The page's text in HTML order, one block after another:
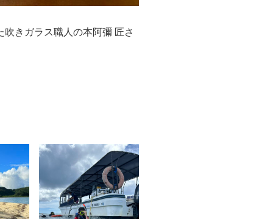
きガラス職人の本阿彌 匠さ